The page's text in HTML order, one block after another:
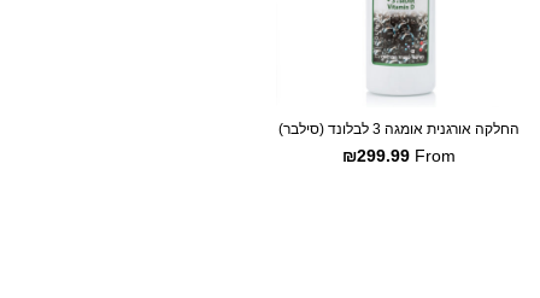
החלקה אורגנית אומגה 3 לבלונד (סילבר)
From
₪299.99